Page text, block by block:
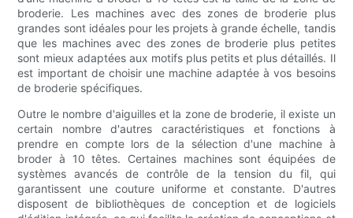
broderie. Les machines avec des zones de broderie plus
grandes sont idéales pour les projets à grande échelle, tandis
que les machines avec des zones de broderie plus petites
sont mieux adaptées aux motifs plus petits et plus détaillés. Il
est important de choisir une machine adaptée à vos besoins
de broderie spécifiques.
Outre le nombre d'aiguilles et la zone de broderie, il existe un
certain nombre d'autres caractéristiques et fonctions à
prendre en compte lors de la sélection d'une machine à
broder à 10 têtes. Certaines machines sont équipées de
systèmes avancés de contrôle de la tension du fil, qui
garantissent une couture uniforme et constante. D'autres
disposent de bibliothèques de conception et de logiciels